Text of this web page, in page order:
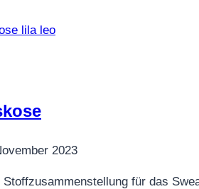
2023
Stoffzusammenstellung für das